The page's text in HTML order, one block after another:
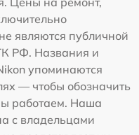
являются публичной
РФ. Названия и
упоминаются
— чтобы обозначить
работаем. Наша
с владельцами